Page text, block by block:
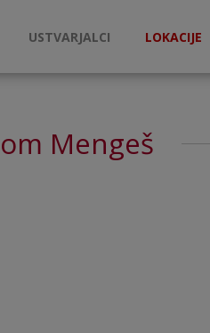
USTVARJALCI LOKACIJE
Mengeš